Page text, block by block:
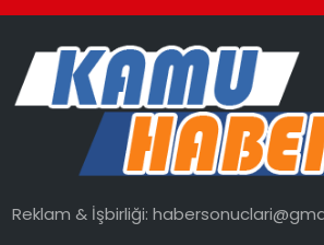
Reklam & İşbirliği: